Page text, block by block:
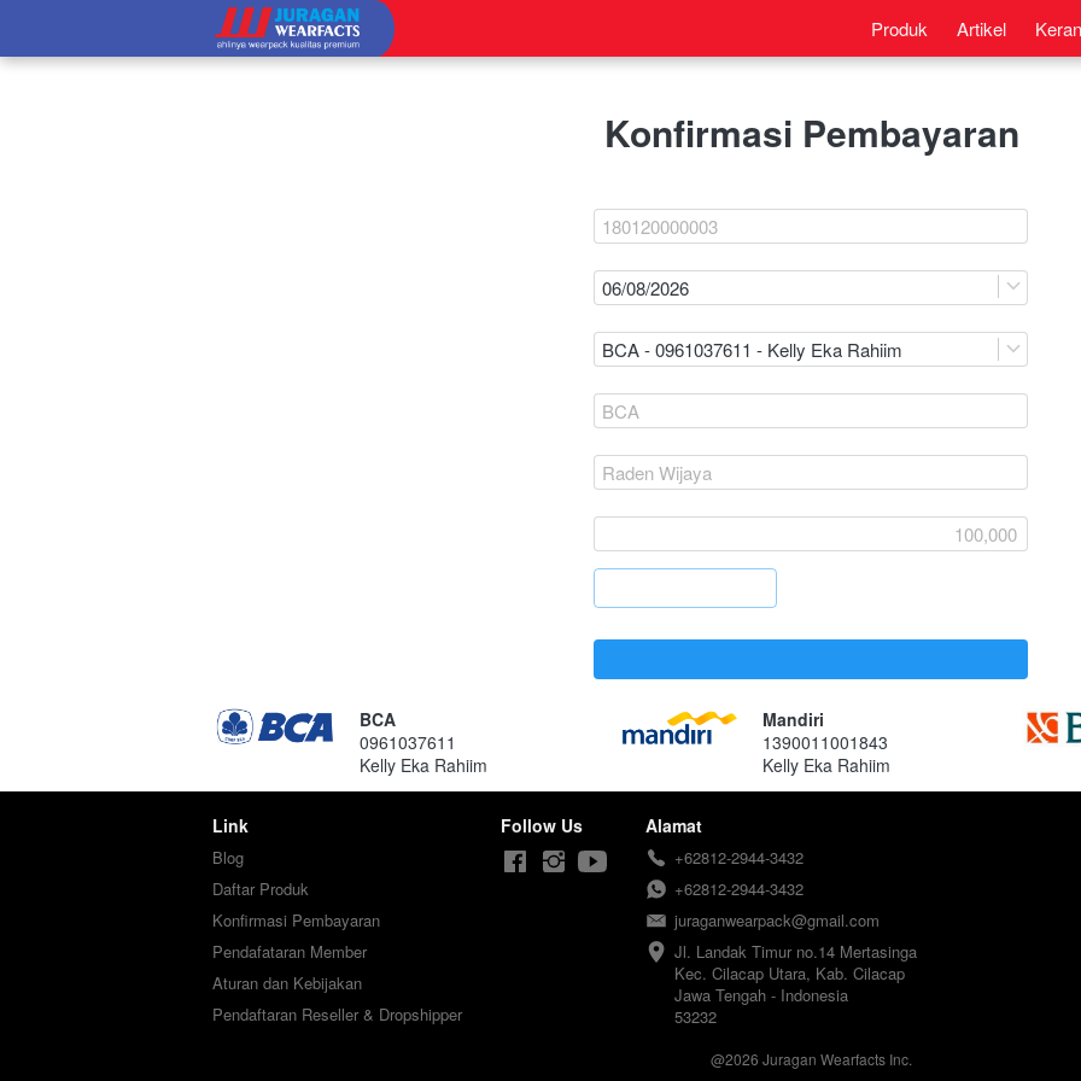
Produk Artikel
Konfirmasi Pembayaran
06/08/2026
BCA - 0961037611 - Kelly Eka Rahiim
BCA
0961037611
Kelly Eka Rahiim
Mandiri
1390011001843
Kelly Eka Rahiim
Link
Blog
Daftar Produk
Konfirmasi Pembayaran
Pendafataran Member
Aturan dan Kebijakan
Pendaftaran Reseller & Dropshipper
Follow Us Alamat
+62812-2944-3432
+62812-2944-3432
juraganwearpack@gmail.com
Jl. Landak Timur no.14 Mertasinga
Kec. Cilacap Utara, Kab. Cilacap
Jawa Tengah - Indonesia
53232
@2026 Juragan Wearfacts Inc.